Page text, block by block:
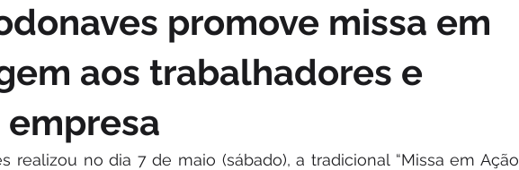
promove missa em
aos trabalhadores e
empresa
realizou no dia 7 de maio (sábado), a tradicional “Missa em Ação